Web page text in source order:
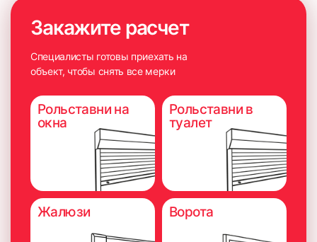
6. Плотно прижать карниз на 5-10 секунд для максимально
надёжного приклеивания.
Закажите расчет
Специалисты готовы приехать на
объект, чтобы снять все мерки
Рольставни на
окна
Рольставни в
туалет
Жалюзи Ворота